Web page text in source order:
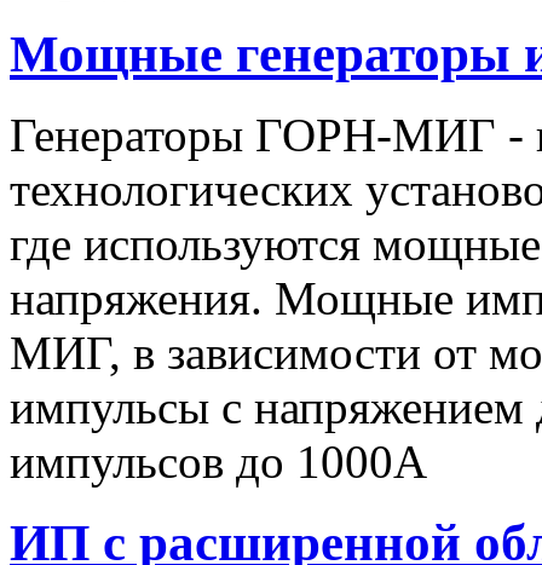
Мощные
Генераторы ГОРН-МИГ -
технологических
где используются
напряжения. Мощные
МИГ, в зависимости от
импульсы c
импульсов до 1000А
ИП с расширенной